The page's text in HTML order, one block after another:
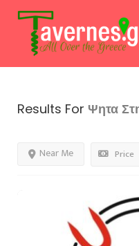
Results For Ψητα
Price
Near Me